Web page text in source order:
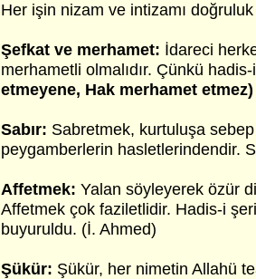
Her işin nizam ve intizamı
Şefkat ve merhamet: İdareci
merhametli olmalıdır. Çünkü
etmeyene, Hak merhamet etmez)
Sabır: Sabretmek, kurtuluşa
peygamberlerin hasletlerindendir.
Affetmek: Yalan söyleyerek özür
Affetmek çok faziletlidir. Hadis-i
buyuruldu. (İ. Ahmed)
Şükür: Şükür, her nimetin Allahü